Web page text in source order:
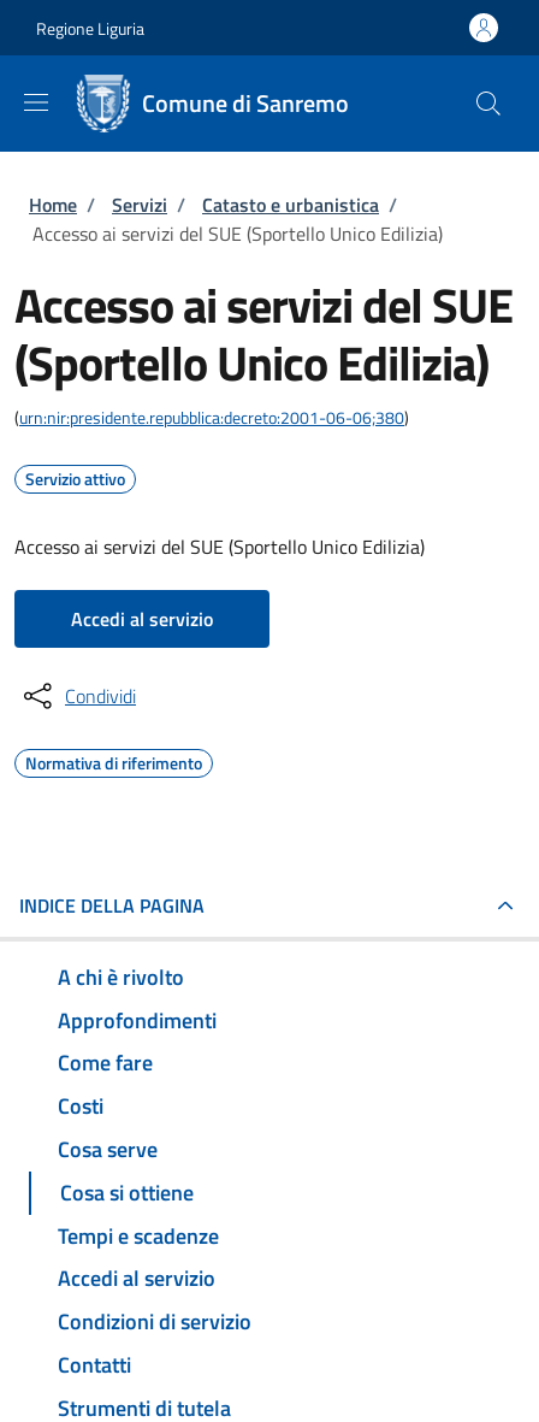
Regione Liguria
Comune di Sanremo
Briciole di pane
Home / Servizi / Catasto e urbanistica /
Accesso ai servizi del SUE (Sportello Unico Edilizia)
Accesso ai servizi del SUE
(Sportello Unico Edilizia)
(urn:nir:presidente.repubblica:decreto:2001-06-06;380)
Servizio attivo
Accesso ai servizi del SUE (Sportello Unico Edilizia)
Accedi al servizio
Condividi
Normativa di riferimento
INDICE DELLA PAGINA
A chi è rivolto
Approfondimenti
Come fare
Costi
Cosa serve
Cosa si ottiene
Tempi e scadenze
Accedi al servizio
Condizioni di servizio
Contatti
Strumenti di tutela